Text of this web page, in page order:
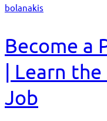
bolanakis
Become a
| Learn
Job